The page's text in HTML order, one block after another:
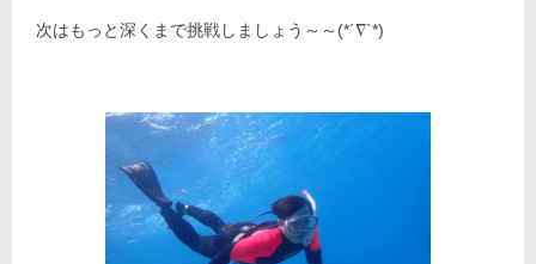
次はもっと深くまで挑戦しましょう～～(*´∇`*)